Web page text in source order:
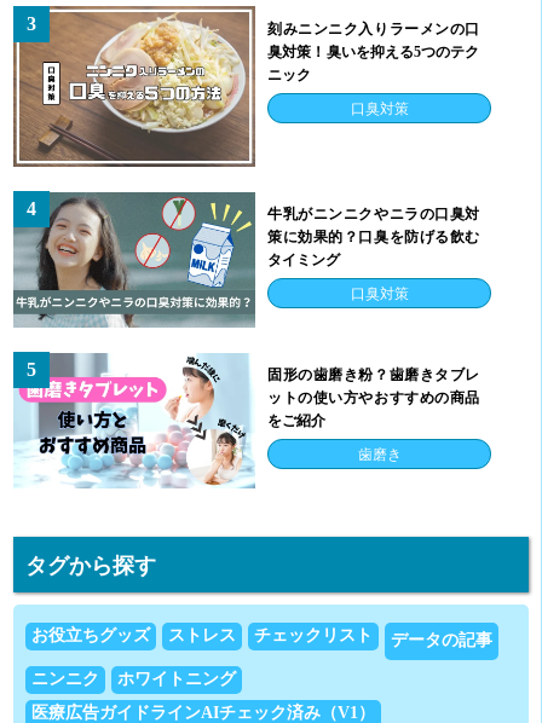
3
刻みニンニク入りラーメンの口
臭対策！臭いを抑える5つのテク
ニック
口臭対策
4
牛乳がニンニクやニラの口臭対
策に効果的？口臭を防げる飲む
タイミング
口臭対策
5
固形の歯磨き粉？歯磨きタブレ
ットの使い方やおすすめの商品
をご紹介
歯磨き
タグから探す
お役立ちグッズ ストレス チェックリスト データの記事
ニンニク
ホワイトニング
医療広告ガイドラインAIチェック済み（V1）